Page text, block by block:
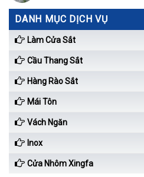
DANH MỤC DỊCH VỤ
Làm Cửa Sắt
Cầu Thang Sắt
Hàng Rào Sắt
Mái Tôn
Vách Ngăn
Inox
Cửa Nhôm Xingfa